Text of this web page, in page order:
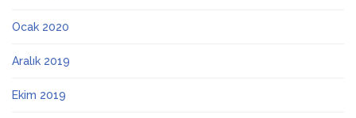
Ocak 2020
Aralık 2019
Ekim 2019